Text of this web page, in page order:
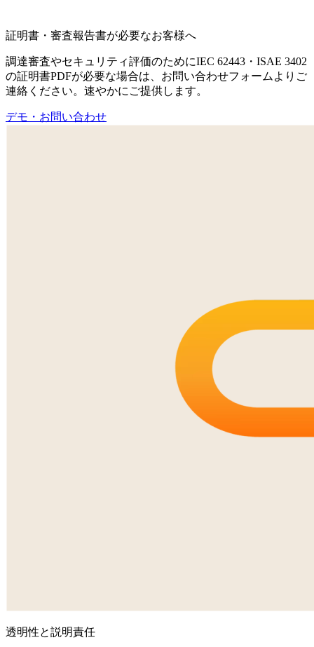
証明書・審査報告書が必要なお客様へ
調達審査やセキュリティ評価のためにIEC 62443・ISAE 3402
の証明書PDFが必要な場合は、お問い合わせフォームよりご
連絡ください。速やかにご提供します。
デモ・お問い合わせ
透明性と説明責任